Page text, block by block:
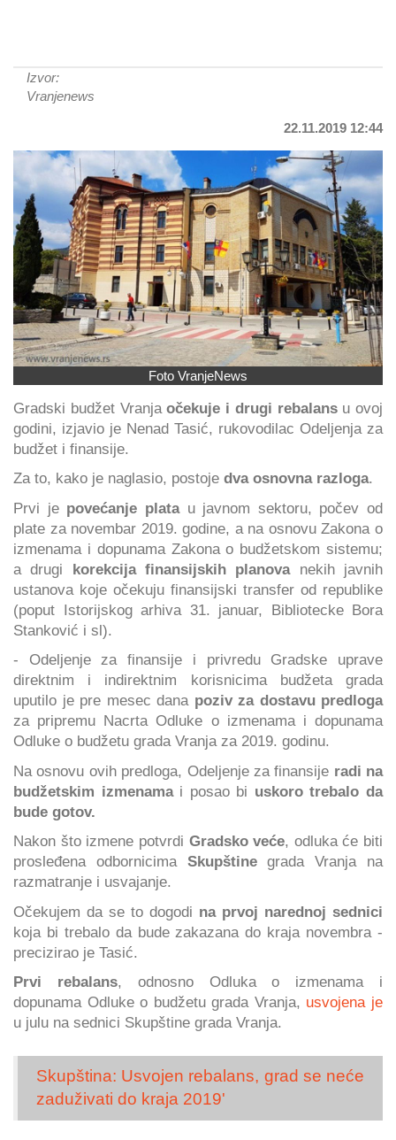
Izvor:
Vranjenews
22.11.2019 12:44
Foto VranjeNews
Gradski budžet Vranjaočekuje i drugi rebalans u ovoj
godini, izjavio je Nenad Tasić, rukovodilac Odeljenja za
budžet i finansije.
Za to, kako je naglasio, postoje dva osnovna razloga.
Prvi je povećanje platau javnom sektoru, počev od
plate za novembar 2019. godine, a na osnovu Zakona o
izmenama i dopunama Zakona o budžetskom sistemu;
a drugi korekcija finansijskih planovanekih javnih
ustanova koje očekuju finansijski transfer od republike
(poput Istorijskog arhiva 31. januar, Bibliotecke Bora
Stanković i sl).
- Odeljenje za finansije i privredu Gradske uprave
direktnim i indirektnim korisnicima budžeta grada
uputilo je pre mesec dana poziv za dostavu predloga
za pripremu Nacrta Odluke o izmenama i dopunama
Odluke o budžetu grada Vranja za 2019. godinu.
Na osnovu ovih predloga, Odeljenje za finansije radi na
budžetskim izmenamai posao bi uskoro trebalo da
bude gotov.
Nakon što izmene potvrdi Gradsko veće, odluka će biti
prosleđena odbornicima Skupštinegrada Vranja na
razmatranje i usvajanje.
Očekujem da se to dogodi na prvoj narednoj sednici
koja bi trebalo da bude zakazana do kraja novembra -
precizirao je Tasić.
Prvi rebalans, odnosno Odluka o izmenama i
dopunama Odluke o budžetu grada Vranja, usvojena je
u julu na sednici Skupštine grada Vranja.
Skupština: Usvojen rebalans, grad se neće
zaduživati do kraja 2019'